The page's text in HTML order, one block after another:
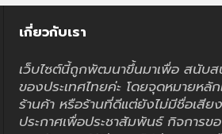
เกี่ยวกับเรา
เว็บไซต์นี้ถูกพัฒนาขึ้นมาเพื่อ สนับส
ของประเทศไทยค่ะ โดยจุดหมายหลั
ร้านค้า หรือร้านที่ดีแต่ยังไม่มีชื่อเสีย
ประกาศเพื่อประชาสัมพันธ์ กิจการข